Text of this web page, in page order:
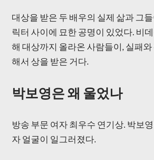
대상을 받은 두 배우의 실제 삶과 그
릭터 사이에 묘한 공명이 있었다. 비
해 대상까지 올라온 사람들이, 실패
해서 상을 받은 거다.
박보영은 왜 울었나
방송 부문 여자 최우수 연기상. 박보
자 얼굴이 일그러졌다.